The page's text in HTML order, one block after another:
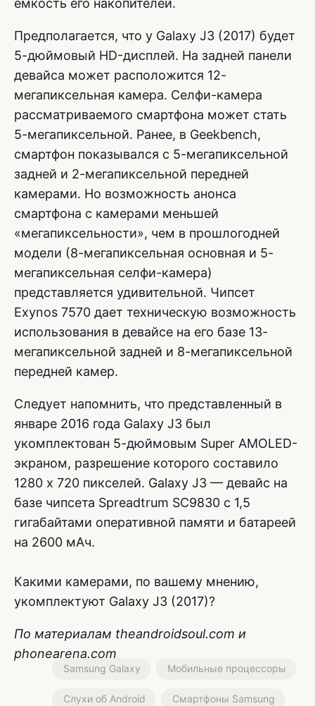
емкость его накопителей.
Предполагается, что у Galaxy J3 (2017) будет
5-дюймовый HD-дисплей. На задней панели
девайса может расположится 12-
мегапиксельная камера. Селфи-камера
рассматриваемого смартфона может стать
5-мегапиксельной. Ранее, в Geekbench,
смартфон показывался с 5-мегапиксельной
задней и 2-мегапиксельной передней
камерами. Но возможность анонса
смартфона с камерами меньшей
«мегапиксельности», чем в прошлогодней
модели (8-мегапиксельная основная и 5-
мегапиксельная селфи-камера)
представляется удивительной. Чипсет
Exynos 7570 дает техническую возможность
использования в девайсе на его базе 13-
мегапиксельной задней и 8-мегапиксельной
передней камер.
Следует напомнить, что представленный в
январе 2016 года Galaxy J3 был
укомплектован 5-дюймовым Super AMOLED-
экраном, разрешение которого составило
1280 х 720 пикселей. Galaxy J3 — девайс на
базе чипсета Spreadtrum SC9830 с 1,5
гигабайтами оперативной памяти и батареей
на 2600 мАч.
Какими камерами, по вашему мнению,
укомплектуют Galaxy J3 (2017)?
По материалам theandroidsoul.com и
phonearena.com
Samsung Galaxy Мобильные процессоры
Слухи об Android Смартфоны Samsung